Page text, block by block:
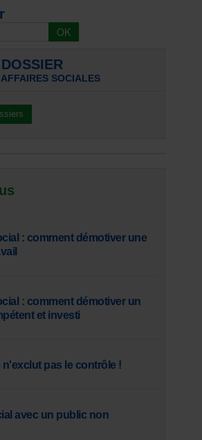
SOCIALES
: comment démotiver une
: comment démotiver un
et investi
n'exclut pas le contrôle !
avec un public non